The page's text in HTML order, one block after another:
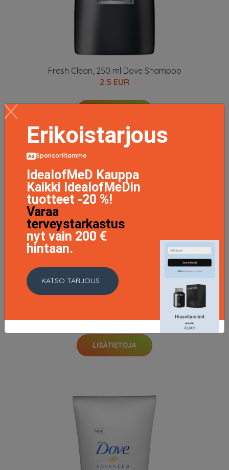
Fresh Clean, 250 ml Dove Shampoo
2.5 EUR
Shower Mousse Argan Oil, 200 ml Dove Suihkugeelit
3.95 EUR
LISÄTIETOJA
Original Beauty Creme, 250 ml Dove Käsisaippua
LISÄTIETOJA
Erikoistarjous
Sponsoriltamme
IdealofMeD Kauppa
Kaikki IdealofMeDin
tuotteet -20 %!
Varaa
terveystarkastus
nyt vain 200 €
hintaan.
KATSO TARJOUS